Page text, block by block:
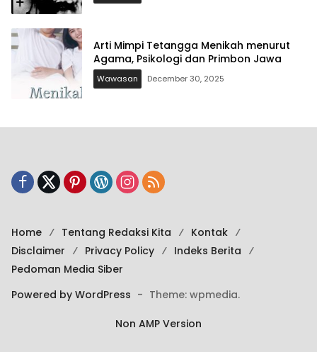
Arti Mimpi Tetangga Menikah menurut
Agama, Psikologi dan Primbon Jawa
Wawasan December 30, 2025
Home Tentang Redaksi Kita
Kontak
Disclaimer
Privacy Policy
Indeks Berita
Pedoman Media Siber
Powered by WordPress - Theme: wpmedia.
Non AMP Version